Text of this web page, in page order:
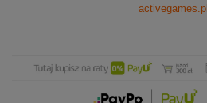
activegames.pl